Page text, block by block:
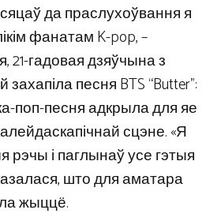
да праслухоўвання я
фанатам K-pop, –
21-гадовая дзяўчына з
захапіла песня BTS “Butter”:
поп-песня адкрыла для яе
сцэне. «Я
рэчы і паглынаў усе гэтыя
што для аматара
жыццё.